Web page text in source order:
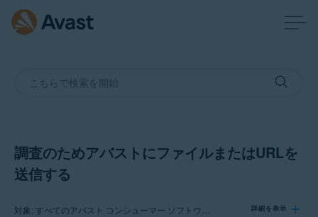
調査のためアバストにファイルまたはURLを
送信する
詳細を表示